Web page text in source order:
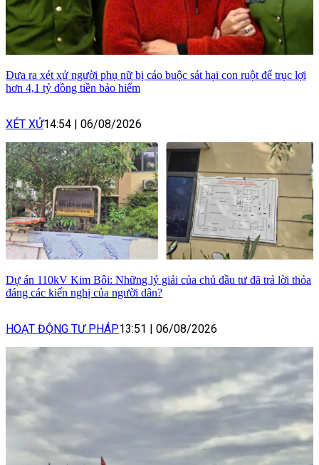
Đưa ra xét xử người phụ nữ bị cáo buộc sát hại con ruột để trục lợi
hơn 4,1 tỷ đồng tiền bảo hiểm
XÉT XỬ14:54 06/08/2026
Dự án 110kV Kim Bôi: Những lý giải của chủ đầu tư đã trả lời thỏa
đáng các kiến nghị của người dân?
HOẠT ĐỘNG TƯ PHÁP13:51 | 06/08/2026